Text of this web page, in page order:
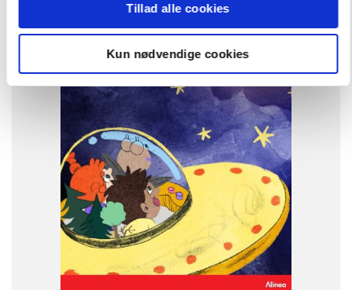
Tillad alle cookies
Kun nødvendige cookies
NIVEAU
FORMAT
9788723553218
+